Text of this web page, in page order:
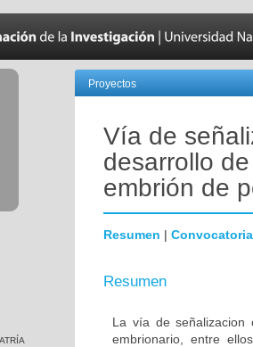
Proyectos
Vía de
desarrollo
embrión de
Resumen | Convocatoria
Resumen
La vía de señalizacion
embrionario, entre